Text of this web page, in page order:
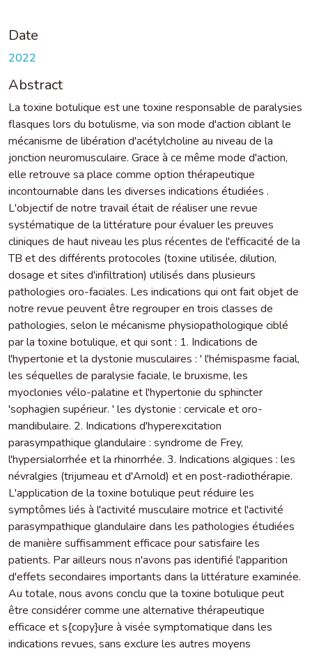
Date
2022
Abstract
La toxine botulique est une toxine responsable de paralysies
flasques lors du botulisme, via son mode d'action ciblant le
mécanisme de libération d'acétylcholine au niveau de la
jonction neuromusculaire. Grace à ce même mode d'action,
elle retrouve sa place comme option thérapeutique
incontournable dans les diverses indications étudiées .
L'objectif de notre travail était de réaliser une revue
systématique de la littérature pour évaluer les preuves
cliniques de haut niveau les plus récentes de l'efficacité de la
TB et des différents protocoles (toxine utilisée, dilution,
dosage et sites d'infiltration) utilisés dans plusieurs
pathologies oro-faciales. Les indications qui ont fait objet de
notre revue peuvent être regrouper en trois classes de
pathologies, selon le mécanisme physiopathologique ciblé
par la toxine botulique, et qui sont : 1. Indications de
l'hypertonie et la dystonie musculaires : ' l'hémispasme facial,
les séquelles de paralysie faciale, le bruxisme, les
myoclonies vélo-palatine et l'hypertonie du sphincter
'sophagien supérieur. ' les dystonie : cervicale et oro-
mandibulaire. 2. Indications d'hyperexcitation
parasympathique glandulaire : syndrome de Frey,
l'hypersialorrhée et la rhinorrhée. 3. Indications algiques : les
névralgies (trijumeau et d'Arnold) et en post-radiothérapie.
L'application de la toxine botulique peut réduire les
symptômes liés à l'activité musculaire motrice et l'activité
parasympathique glandulaire dans les pathologies étudiées
de manière suffisamment efficace pour satisfaire les
patients. Par ailleurs nous n'avons pas identifié l'apparition
d'effets secondaires importants dans la littérature examinée.
Au totale, nous avons conclu que la toxine botulique peut
être considérer comme une alternative thérapeutique
efficace et s{copy}ure à visée symptomatique dans les
indications revues, sans exclure les autres moyens